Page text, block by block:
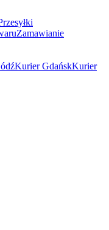
Zamawianie
Kurier GdańskKurier